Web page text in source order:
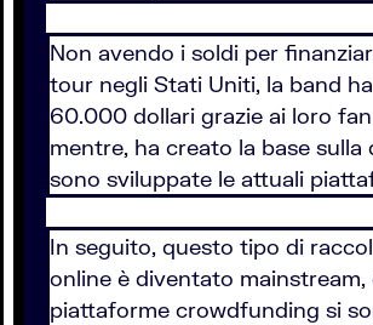
Non avendo i soldi per
tour negli Stati Uniti, la band
60.000 dollari grazie ai loro
mentre, ha creato la base sulla
sono sviluppate le attuali
In seguito, questo tipo di
online è diventato mainstream,
piattaforme crowdfunding si